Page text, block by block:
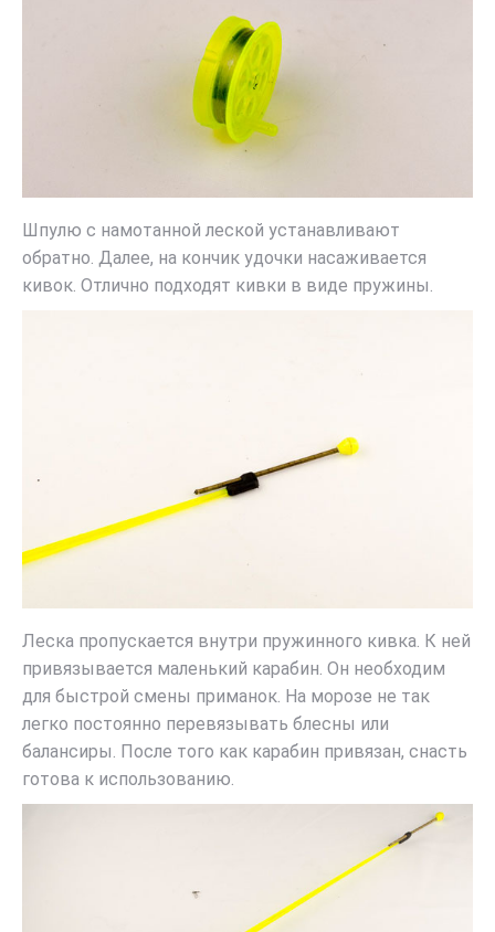
Шпулю с намотанной леской устанавливают
обратно. Далее, на кончик удочки насаживается
кивок. Отлично подходят кивки в виде пружины.
Леска пропускается внутри пружинного кивка. К ней
привязывается маленький карабин. Он необходим
для быстрой смены приманок. На морозе не так
легко постоянно перевязывать блесны или
балансиры. После того как карабин привязан, снасть
готова к использованию.